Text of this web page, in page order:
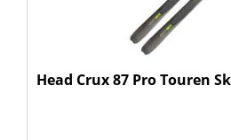
Head Crux 87 Pro Touren